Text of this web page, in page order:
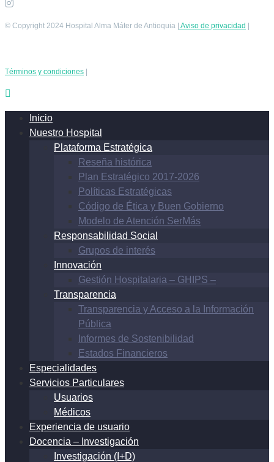
© Copyright 2024 Hospital Alma Máter de Antioquia | Aviso de privacidad
Términos y condiciones |
Inicio
Nuestro Hospital
Plataforma Estratégica
Reseña histórica
Plan Estratégico 2017-2026
Políticas Estratégicas
Código de Ética y Buen Gobierno
Modelo de Atención SerMás
Responsabilidad Social
Grupos de interés
Innovación
Gestión Hospitalaria – GHIPS –
Transparencia
Transparencia y Acceso a la Información
Pública
Informes de Sostenibilidad
Estados Financieros
Especialidades
Servicios Particulares
Usuarios
Médicos
Experiencia de usuario
Docencia – Investigación
Investigación (I+D)